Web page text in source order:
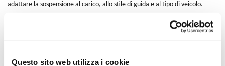
Questo sito web utilizza i cookie
adattare la sospensione al carico, allo stile di guida e al tipo di veicolo.
essere eseguiti da un Centro Tecnico Bitubo o da un’officina specializzata,
per garantire sicurezza, prestazioni e durata del prodotto
File allegati